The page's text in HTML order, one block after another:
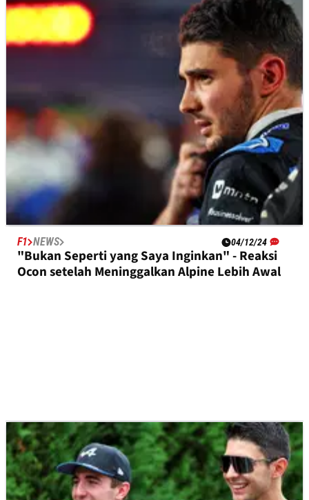
F1 NEWS
GPS di Mobil Kantor Alpine ungkap Kunjungan
Ocon ke Markas Williams
F1 NEWS 04/12/24
"Bukan Seperti yang Saya Inginkan" - Reaksi
Ocon setelah Meninggalkan Alpine Lebih Awal